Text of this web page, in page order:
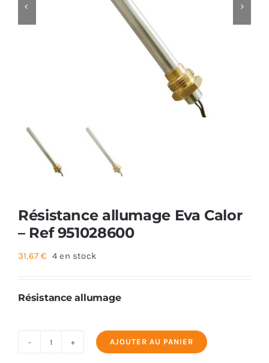
Foyers
Résistance allumage Eva Calor
– Ref 951028600
31,67€ 4 en stock
Résistance allumage
AJOUTER AU PANIER